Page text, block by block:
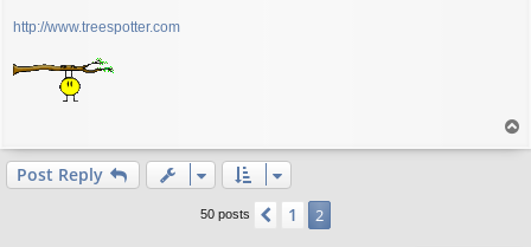
http://www.treespotter.com
o
Post Reply
50 posts Previous
1 2